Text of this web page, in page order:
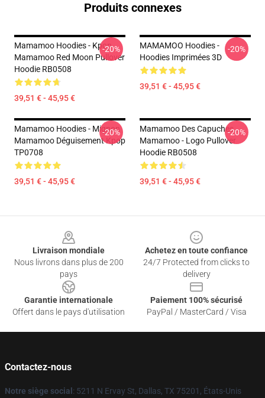
Produits connexes
Mamamoo Hoodies - Kpop
Mamamoo Red Moon Pullover
Hoodie RB0508
39,51 € - 45,95 €
-20%
MAMAMOO Hoodies -
Hoodies Imprimées 3D
39,51 € - 45,95 €
-20%
Mamamoo Hoodies - Mignon
Mamamoo Déguisement Kpop
TP0708
39,51 € - 45,95 €
-20%
Mamamoo Des Capuches...
Mamamoo - Logo Pullover
Hoodie RB0508
39,51 € - 45,95 €
-20%
Livraison mondiale
Nous livrons dans plus de 200
pays
Achetez en toute confiance
24/7 Protected from clicks to
delivery
Garantie internationale
Offert dans le pays d'utilisation
Paiement 100% sécurisé
PayPal / MasterCard / Visa
Contactez-nous
Notre siège social : 5211 N Ervay St, Dallas, TX 75201, États-Unis